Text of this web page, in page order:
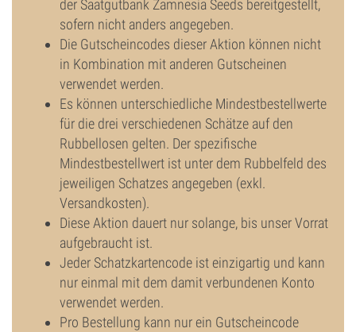
der Saatgutbank Zamnesia Seeds bereitgestellt,
sofern nicht anders angegeben.
Die Gutscheincodes dieser Aktion können nicht
in Kombination mit anderen Gutscheinen
verwendet werden.
Es können unterschiedliche Mindestbestellwerte
für die drei verschiedenen Schätze auf den
Rubbellosen gelten. Der spezifische
Mindestbestellwert ist unter dem Rubbelfeld des
jeweiligen Schatzes angegeben (exkl.
Versandkosten).
Diese Aktion dauert nur solange, bis unser Vorrat
aufgebraucht ist.
Jeder Schatzkartencode ist einzigartig und kann
nur einmal mit dem damit verbundenen Konto
verwendet werden.
Pro Bestellung kann nur ein Gutscheincode